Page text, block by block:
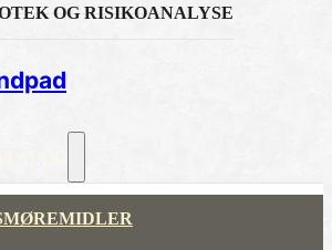
OG RISIKOANALYSE